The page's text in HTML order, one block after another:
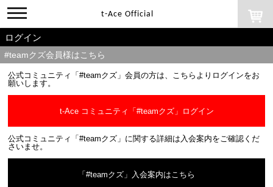
toggle
navigation
t-Ace Official
ログイン
#teamクズ会員様はこちら
公式コミュニティ「#teamクズ」会員の方は、こちらよりログインをお
願いします。
t-Ace コミュニティ「#teamクズ」ログイン
公式コミュニティ「#teamクズ」に関する詳細は入会案内をご確認くだ
さいませ。
「#teamクズ」入会案内はこちら